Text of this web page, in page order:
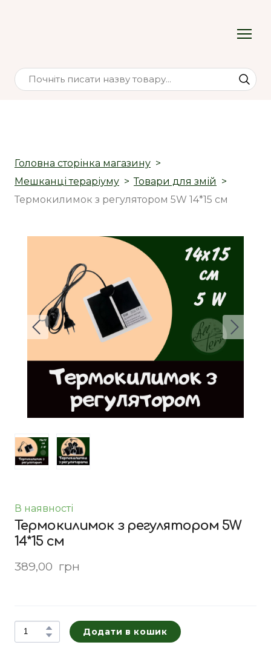
Головна сторінка магазину
Мешканці тераріуму
Товари для змій
Термокилимок з регулятором 5W 14*15 см
В наявності
Термокилимок з регулятором 5W
14*15 см
389,00  грн
Додати в кошик